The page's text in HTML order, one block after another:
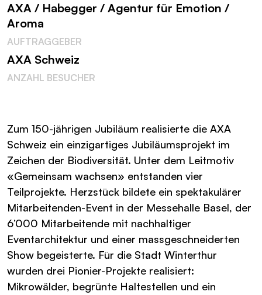
AXA / Habegger / Agentur für Emotion /
Aroma
AUFTRAGGEBER
AXA Schweiz
ANZAHL BESUCHER
Zum 150-jährigen Jubiläum realisierte die AXA
Schweiz ein einzigartiges Jubiläumsprojekt im
Zeichen der Biodiversität. Unter dem Leitmotiv
«Gemeinsam wachsen» entstanden vier
Teilprojekte. Herzstück bildete ein spektakulärer
Mitarbeitenden-Event in der Messehalle Basel, der
6’000 Mitarbeitende mit nachhaltiger
Eventarchitektur und einer massgeschneiderten
Show begeisterte. Für die Stadt Winterthur
wurden drei Pionier-Projekte realisiert:
Mikrowälder, begrünte Haltestellen und ein